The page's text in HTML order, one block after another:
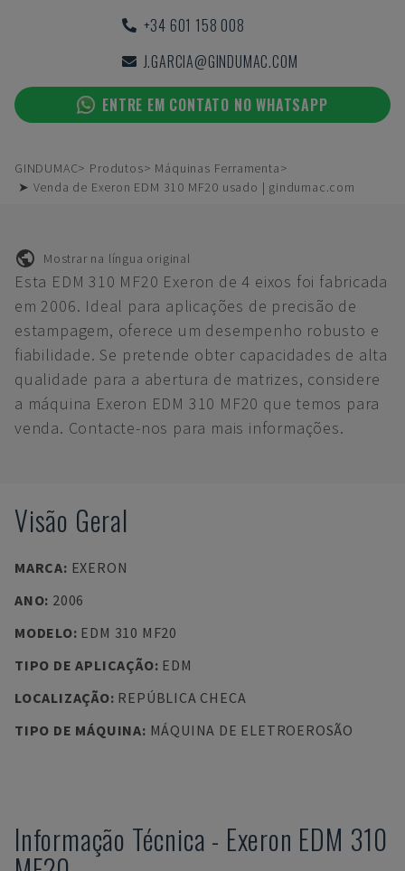
+34 601 158 008
J.GARCIA@GINDUMAC.COM
ENTRE EM CONTATO NO WHATSAPP
GINDUMAC Produtos
Máquinas Ferramenta
➤ Venda de Exeron EDM 310 MF20 usado | gindumac.com
Mostrar na língua original
Esta EDM 310 MF20 Exeron de 4 eixos foi fabricada
em 2006. Ideal para aplicações de precisão de
estampagem, oferece um desempenho robusto e
fiabilidade. Se pretende obter capacidades de alta
qualidade para a abertura de matrizes, considere
a máquina Exeron EDM 310 MF20 que temos para
venda. Contacte-nos para mais informações.
Visão Geral
MARCA: EXERON
ANO: 2006
MODELO: EDM 310 MF20
TIPO DE APLICAÇÃO: EDM
LOCALIZAÇÃO: REPÚBLICA CHECA
TIPO DE MÁQUINA: MÁQUINA DE ELETROEROSÃO
Informação Técnica - Exeron EDM 310